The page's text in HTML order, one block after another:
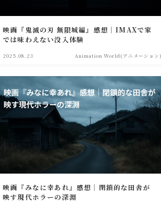
映画『鬼滅の刃 無限城編』感想｜IMAXで家
では味わえない没入体験
2025.08.23 Animation World(アニメーション)
映画『みなに幸あれ』感想｜閉鎖的な田舎が
映す現代ホラーの深淵